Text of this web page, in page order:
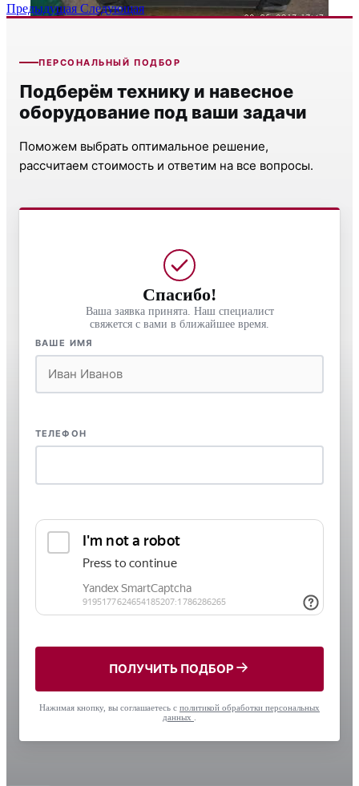
Предыдущая Следующая
ПЕРСОНАЛЬНЫЙ ПОДБОР
Подберём технику и навесное
оборудование под ваши задачи
Поможем выбрать оптимальное решение,
рассчитаем стоимость и ответим на все вопросы.
Спасибо!
Ваша заявка принята. Наш специалист
свяжется с вами в ближайшее время.
ВАШЕ ИМЯ
ТЕЛЕФОН
ПОЛУЧИТЬ ПОДБОР
Нажимая кнопку, вы соглашаетесь с политикой обработки персональных
данных